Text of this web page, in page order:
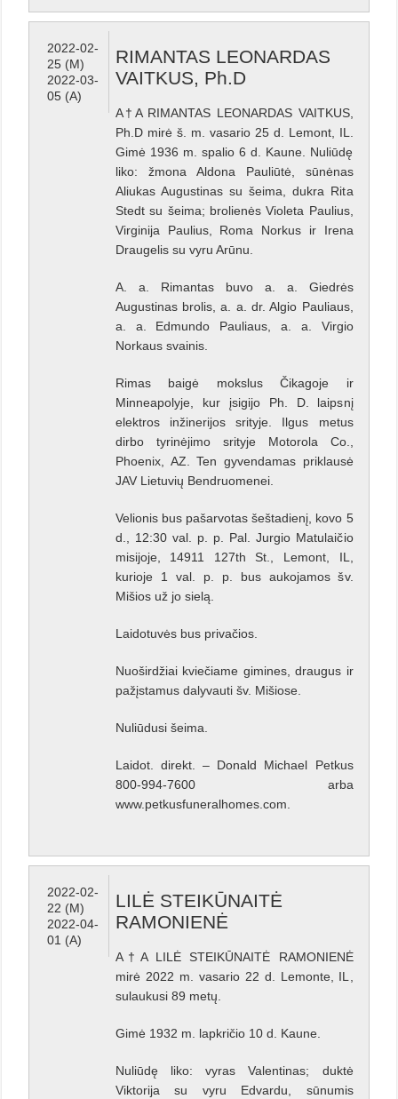
2022-02-
25 (M)
2022-03-
05 (A)
RIMANTAS LEONARDAS
VAITKUS, Ph.D
A†A RIMANTAS LEONARDAS VAITKUS,
Ph.D mirė š. m. vasario 25 d. Lemont, IL.
Gimė 1936 m. spalio 6 d. Kaune. Nuliūdę
liko: žmona Aldona Pauliūtė, sūnėnas
Aliukas Augustinas su šeima, dukra Rita
Stedt su šeima; brolienės Violeta Paulius,
Virginija Paulius, Roma Norkus ir Irena
Draugelis su vyru Arūnu.
A. a. Rimantas buvo a. a. Giedrės
Augustinas brolis, a. a. dr. Algio Pauliaus,
a. a. Edmundo Pauliaus, a. a. Virgio
Norkaus svainis.
Rimas baigė mokslus Čikagoje ir
Minneapolyje, kur įsigijo Ph. D. laipsnį
elektros inžinerijos srityje. Ilgus metus
dirbo tyrinėjimo srityje Motorola Co.,
Phoenix, AZ. Ten gyvendamas priklausė
JAV Lietuvių Bendruomenei.
Velionis bus pašarvotas šeštadienį, kovo 5
d., 12:30 val. p. p. Pal. Jurgio Matulaičio
misijoje, 14911 127th St., Lemont, IL,
kurioje 1 val. p. p. bus aukojamos šv.
Mišios už jo sielą.
Laidotuvės bus privačios.
Nuoširdžiai kviečiame gimines, draugus ir
pažįstamus dalyvauti šv. Mišiose.
Nuliūdusi šeima.
Laidot. direkt. – Donald Michael Petkus
800-994-7600 arba
www.petkusfuneralhomes.com.
2022-02-
22 (M)
2022-04-
01 (A)
LILĖ STEIKŪNAITĖ
RAMONIENĖ
A†A LILĖ STEIKŪNAITĖ RAMONIENĖ
mirė 2022 m. vasario 22 d. Lemonte, IL,
sulaukusi 89 metų.
Gimė 1932 m. lapkričio 10 d. Kaune.
Nuliūdę liko: vyras Valentinas; duktė
Viktorija su vyru Edvardu, sūnumis